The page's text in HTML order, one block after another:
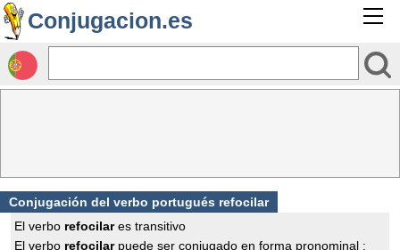
Conjugacion.es
Conjugación del verbo portugués refocilar
El verbo refocilares transitivo
El verbo refocilarpuede ser conjugado en forma pronominal :